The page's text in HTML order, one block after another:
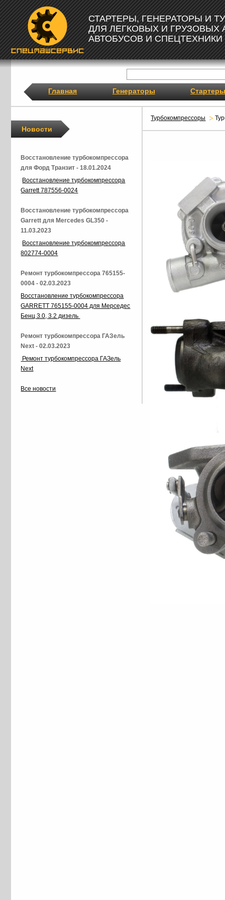
СТАРТЕРЫ, ГЕНЕРАТОРЫ И
ДЛЯ ЛЕГКОВЫХ И ГРУЗОВЫХ
АВТОБУСОВ И СПЕЦТЕХНИКИ
Главная Генераторы Стартеры
Турбокомпрессоры
Новости
Восстановление турбокомпрессора
для Форд Транзит - 18.01.2024
Восстановление турбокомпрессора
Garrett 787556-0024
Восстановление турбокомпрессора
Garrett для Mercedes GL350 -
11.03.2023
Восстановление турбокомпрессора
802774-0004
Ремонт турбокомпрессора 765155-
0004 - 02.03.2023
Восстановление турбокомпрессора
GARRETT 765155-0004 для Мерседес
Бенц 3.0, 3.2 дизель
Ремонт турбокомпрессора ГАЗель
Next - 02.03.2023
Ремонт турбокомпрессора ГАЗель
Next
Все новости